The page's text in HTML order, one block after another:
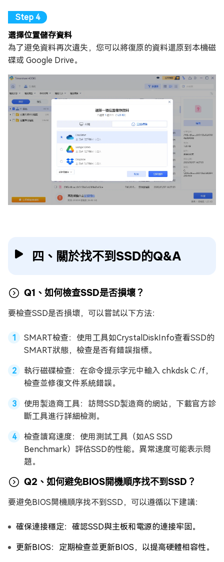
選擇位置儲存資料
為了避免資料再次遺失，您可以將復原的資料還原到本機磁
碟或 Google Drive。
四、關於找不到SSD的Q&A
Q1、如何檢查SSD是否損壞？
要檢查SSD是否損壞，可以嘗試以下方法：
SMART檢查：使用工具如CrystalDiskInfo查看SSD的
SMART狀態，檢查是否有錯誤指標。
執行磁碟檢查：在命令提示字元中輸入 chkdsk C: /f，
檢查並修復文件系統錯誤。
使用製造商工具：訪問SSD製造商的網站，下載官方診
斷工具進行詳細檢測。
檢查讀寫速度：使用測試工具（如AS SSD
Benchmark）評估SSD的性能。異常速度可能表示問
題。
Q2、如何避免BIOS開機順序找不到SSD？
要避免BIOS開機順序找不到SSD，可以遵循以下建議：
確保連接穩定：確認SSD與主板和電源的連接牢固。
更新BIOS：定期檢查並更新BIOS，以提高硬體相容性。